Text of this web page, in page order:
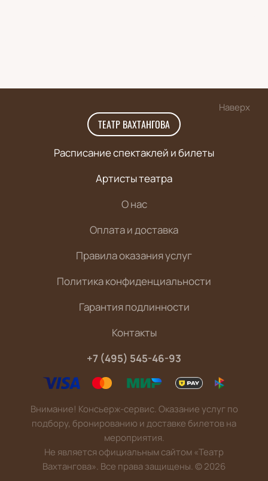
Наверх
ТЕАТР ВАХТАНГОВА
Расписание спектаклей и билеты
Артисты театра
О нас
Оплата и доставка
Правила оказания услуг
Политика конфиденциальности
Гарантия подлинности
Контакты
+7 (495) 545-46-93
Внимание! Консьерж-сервис. Оказание услуг по
подбору, бронированию и доставке билетов на
мероприятия.
Не является официальным сайтом «Театр
Вахтангова». Все права защищены.©2026